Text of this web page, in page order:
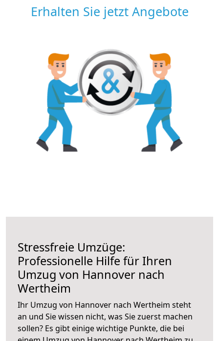
Erhalten Sie jetzt Angebote
Stressfreie Umzüge:
Professionelle Hilfe für Ihren
Umzug von Hannover nach
Wertheim
Ihr Umzug von Hannover nach Wertheim steht
an und Sie wissen nicht, was Sie zuerst machen
sollen? Es gibt einige wichtige Punkte, die bei